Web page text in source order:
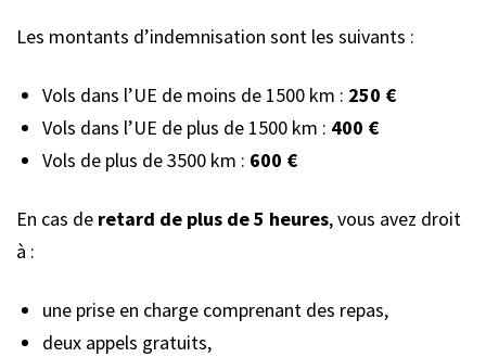
Les montants d’indemnisation sont les suivants :
Vols dans l’UE de moins de 1500 km : 250 €
Vols dans l’UE de plus de 1500 km : 400 €
Vols de plus de 3500 km : 600 €
En cas de retard de plus de 5 heures, vous avez droit
à :
une prise en charge comprenant des repas,
deux appels gratuits,